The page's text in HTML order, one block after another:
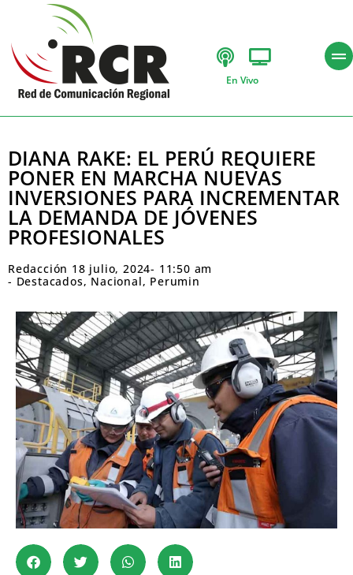
En Vivo
DIANA RAKE: EL PERÚ REQUIERE
PONER EN MARCHA NUEVAS
INVERSIONES PARA INCREMENTAR
LA DEMANDA DE JÓVENES
PROFESIONALES
Redacción 18 julio, 2024- 11:50 am
- Destacados, Nacional, Perumin